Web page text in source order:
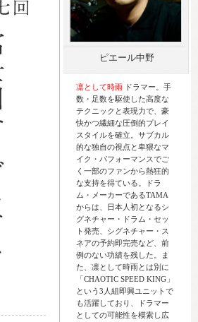
ピエール中野
凛として時雨 ドラマー。手
数・足数を駆使した高度な
テクニックと表現力で、豪
快かつ繊細な圧倒的プレイ
スタイルを確立。サブカル
的な独自の視点と卑猥なマ
イク・パフォーマンスでご
く一部のファンから熱狂的
な支持を得ている。ドラ
ム・メーカーであるTAMA
からは、日本人初となるシ
グネチャー・ドラム・セッ
ト発売、シグネチャー・ス
ネアの予約即完売など、前
例のない功績を残した。ま
た、凛として時雨とは別に
「CHAOTIC SPEED KING」
という3人組即興ユニットで
も活躍しており、ドラマー
としての可能性を模索し広